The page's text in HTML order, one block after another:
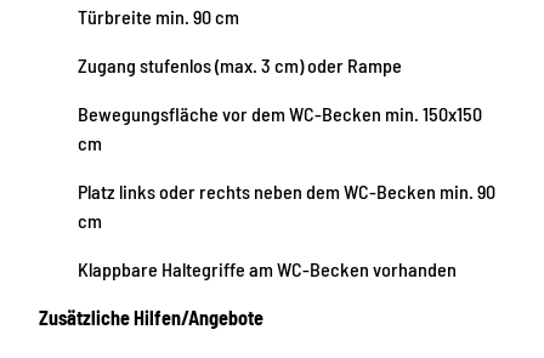
Türbreite min. 90 cm
Zugang stufenlos (max. 3 cm) oder Rampe
Bewegungsfläche vor dem WC-Becken min. 150x150
cm
Platz links oder rechts neben dem WC-Becken min. 90
cm
Klappbare Haltegriffe am WC-Becken vorhanden
Zusätzliche Hilfen/Angebote